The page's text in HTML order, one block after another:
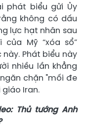
phát biểu gửi Ủy
không có dấu
lực hạt nhân sau
Mỹ “xóa sổ”
Phát biểu này
nhiều lần khẳng
chặn "mối đe
Iran.
Thủ tướng Anh